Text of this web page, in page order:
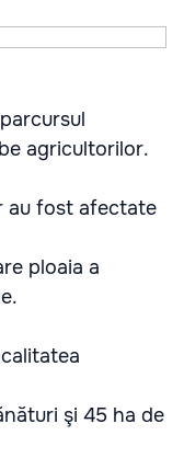
agricultorilor.
au fost afectate
ploaia a
şi 45 ha de